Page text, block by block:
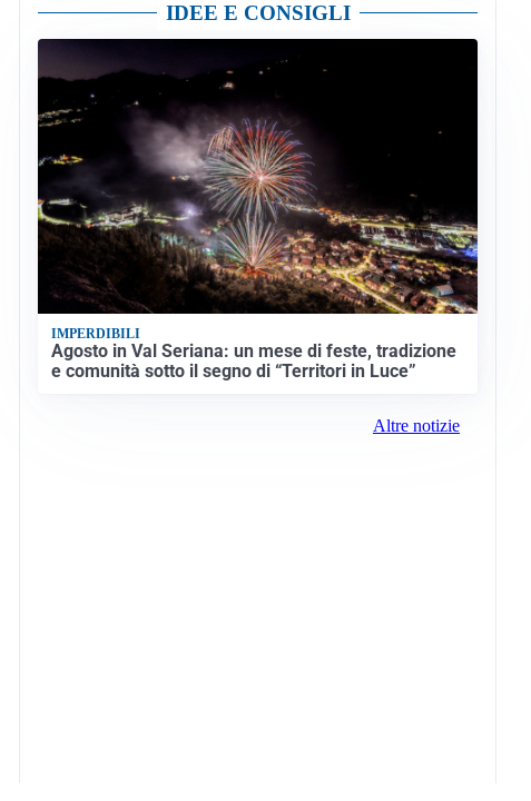
IDEE E CONSIGLI
IMPERDIBILI
Agosto in Val Seriana: un mese di feste, tradizione
e comunità sotto il segno di “Territori in Luce”
Altre notizie